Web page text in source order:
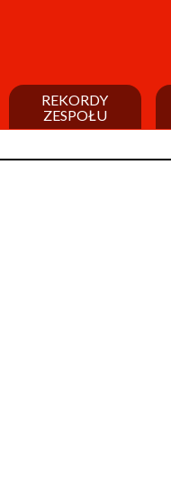
REKORDY
ZESPOŁU